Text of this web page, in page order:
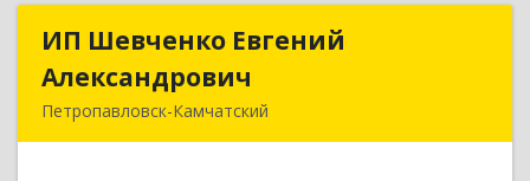
ИП Шевченко Евгений
Александрович
Петропавловск-Камчатский
ИП Шевченко Евгений